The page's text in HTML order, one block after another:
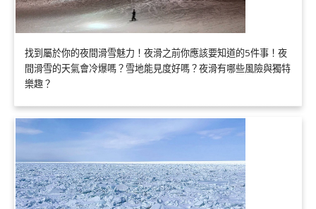
找到屬於你的夜間滑雪魅力！夜滑之前你應該要知道的5件事！夜
間滑雪的天氣會冷爆嗎？雪地能見度好嗎？夜滑有哪些風險與獨特
樂趣？